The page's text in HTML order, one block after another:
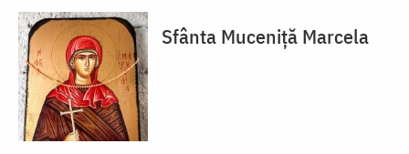
Sfânta Muceniță Marcela